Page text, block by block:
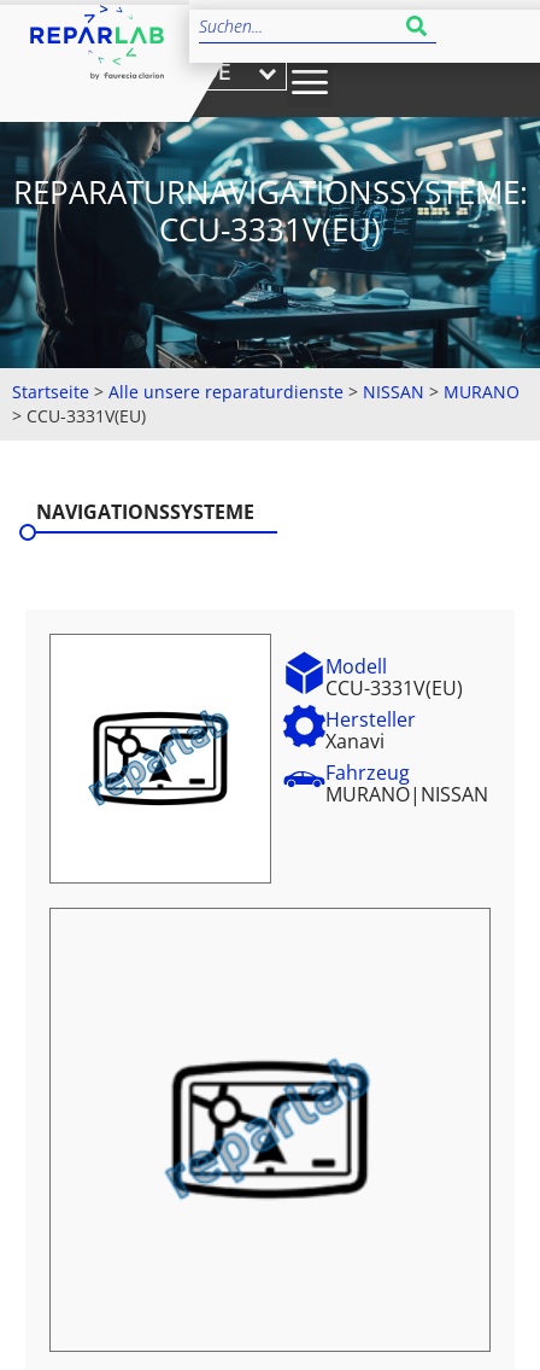
DE
REPARATURNAVIGATIONSSYSTEME:
CCU-3331V(EU)
Startseite > Alle unsere reparaturdienste > NISSAN > MURANO
> CCU-3331V(EU)
NAVIGATIONSSYSTEME
Modell
CCU-3331V(EU)
Hersteller
Xanavi
Fahrzeug
MURANO| NISSAN